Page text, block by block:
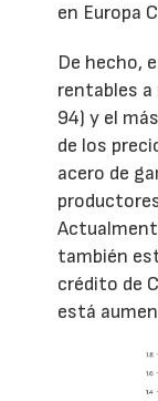
en Europa
De hecho,
rentables a
94) y el
de los
acero de
también
crédito de
está